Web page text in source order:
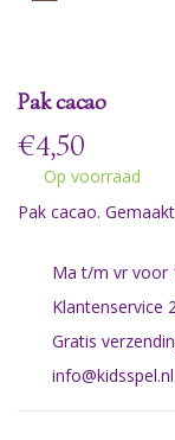
Pak cacao
€4,50
Op voorraad
Pak cacao.
Ma t/m vr voor
Klantenservice
Gratis
info@kidsspel.nl